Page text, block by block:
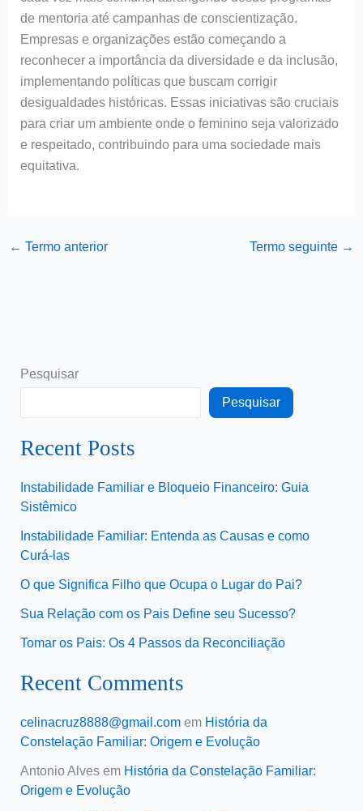
de mentoria até campanhas de conscientização.
Empresas e organizações estão começando a
reconhecer a importância da diversidade e da inclusão,
implementando políticas que buscam corrigir
desigualdades históricas. Essas iniciativas são cruciais
para criar um ambiente onde o feminino seja valorizado
e respeitado, contribuindo para uma sociedade mais
equitativa.
← Termo anterior Termo seguinte →
Pesquisar
Pesquisar
Recent Posts
Instabilidade Familiar e Bloqueio Financeiro: Guia
Sistêmico
Instabilidade Familiar: Entenda as Causas e como
Curá-las
O que Significa Filho que Ocupa o Lugar do Pai?
Sua Relação com os Pais Define seu Sucesso?
Tomar os Pais: Os 4 Passos da Reconciliação
Recent Comments
celinacruz8888@gmail.comem História da
Constelação Familiar: Origem e Evolução
Antonio Alvesem História da Constelação Familiar:
Origem e Evolução